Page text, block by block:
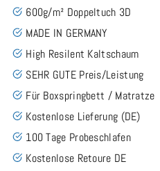
600g/m² Doppeltuch 3D
MADE IN GERMANY
High Resilent Kaltschaum
SEHR GUTE Preis/Leistung
Für Boxspringbett / Matratze
Kostenlose Lieferung (DE)
100 Tage Probeschlafen
Kostenlose Retoure DE